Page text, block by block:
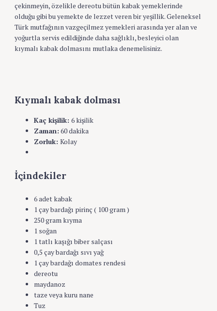
çekinmeyin, özelikle dereotu bütün kabak yemeklerinde
olduğu gibi bu yemekte de lezzet veren bir yeşillik. Geleneksel
Türk mutfağının vazgeçilmez yemekleri arasında yer alan ve
yoğurtla servis edildiğinde daha sağlıklı, besleyici olan
kıymalı kabak dolmasını mutlaka denemelisiniz.
Kıymalı kabak dolması
Kaç kişilik: 6 kişilik
Zaman: 60 dakika
Zorluk: Kolay
İçindekiler
6 adet kabak
1 çay bardağı pirinç ( 100 gram )
250 gram kıyma
1 soğan
1 tatlı kaşığı biber salçası
0,5 çay bardağı sıvı yağ
1 çay bardağı domates rendesi
dereotu
maydanoz
taze veya kuru nane
Tuz